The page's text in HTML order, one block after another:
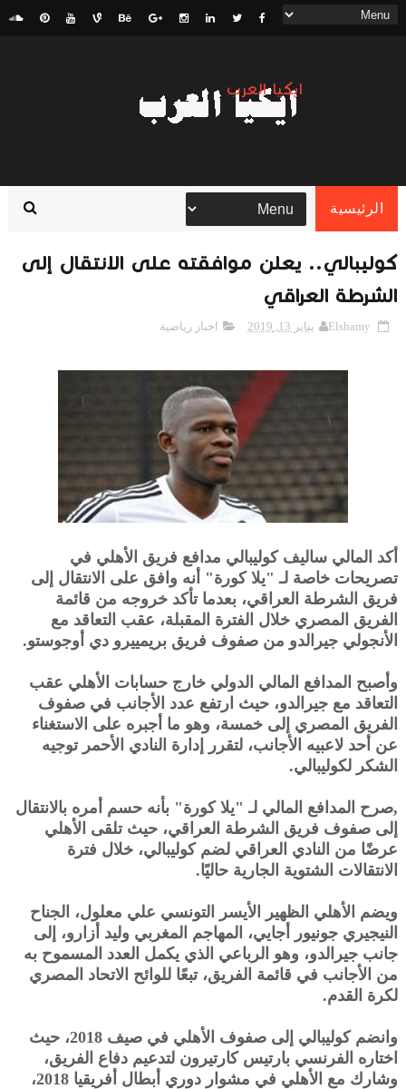
ايكيا العرب
الرئيسية
كوليبالي.. يعلن موافقته على الانتقال إلى
الشرطة العراقي
Elshamy يناير 13, 2019 اخبار رياضية
أكد المالي ساليف كوليبالي مدافع فريق الأهلي في
تصريحات خاصة لـ "يلا كورة" أنه وافق على الانتقال إلى
فريق الشرطة العراقي، بعدما تأكد خروجه من قائمة
الفريق المصري خلال الفترة المقبلة، عقب التعاقد مع
الأنجولي جيرالدو من صفوف فريق بريمييرو دي أوجوستو.
وأصبح المدافع المالي الدولي خارج حسابات الأهلي عقب
التعاقد مع جيرالدو، حيث ارتفع عدد الأجانب في صفوف
الفريق المصري إلى خمسة، وهو ما أجبره على الاستغناء
عن أحد لاعبيه الأجانب، لتقرر إدارة النادي الأحمر توجيه
الشكر لكوليبالي.
,صرح المدافع المالي لـ "يلا كورة" بأنه حسم أمره بالانتقال
إلى صفوف فريق الشرطة العراقي، حيث تلقى الأهلي
عرضًا من النادي العراقي لضم كوليبالي، خلال فترة
الانتقالات الشتوية الجارية حاليًا.
ويضم الأهلي الظهير الأيسر التونسي علي معلول، الجناح
النيجيري جونيور أجايي، المهاجم المغربي وليد أزارو، إلى
جانب جيرالدو، وهو الرباعي الذي يكمل العدد المسموح به
من الأجانب في قائمة الفريق، تبعًا للوائح الاتحاد المصري
لكرة القدم.
وانضم كوليبالي إلى صفوف الأهلي في صيف 2018، حيث
اختاره الفرنسي بارتيس كارتيرون لتدعيم دفاع الفريق،
وشارك مع الأهلي في مشوار دوري أبطال أفريقيا 2018،